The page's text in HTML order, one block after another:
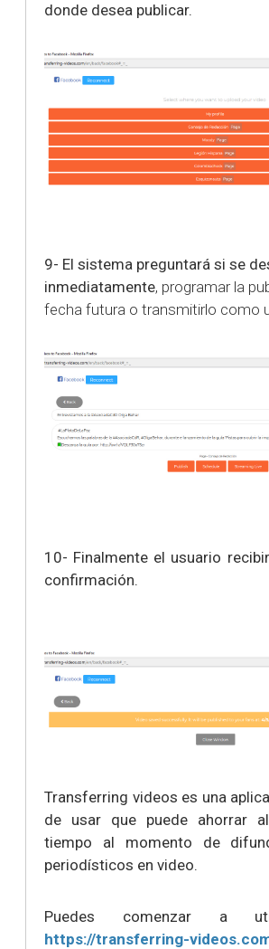
donde desea publicar.
9- El sistema preguntará si se
inmediatamente, programar la
fecha futura o transmitirlo como
10- Finalmente el usuario
confirmación.
Transferring videos es una
de usar que puede ahorrar
tiempo al momento de
periodísticos en video.
Puedes comenzar a
https://transferring-